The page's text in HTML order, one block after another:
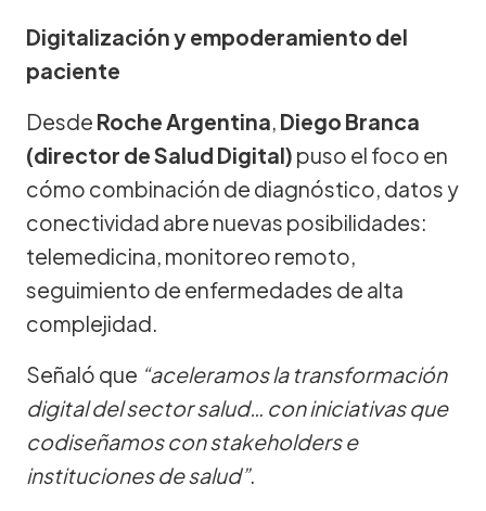
Digitalización y empoderamiento del
paciente
Desde Roche Argentina, Diego Branca
(director de Salud Digital) puso el foco en
cómo combinación de diagnóstico, datos y
conectividad abre nuevas posibilidades:
telemedicina, monitoreo remoto,
seguimiento de enfermedades de alta
complejidad.
Señaló que “aceleramos la transformación
digital del sector salud… con iniciativas que
codiseñamos con stakeholders e
instituciones de salud”.